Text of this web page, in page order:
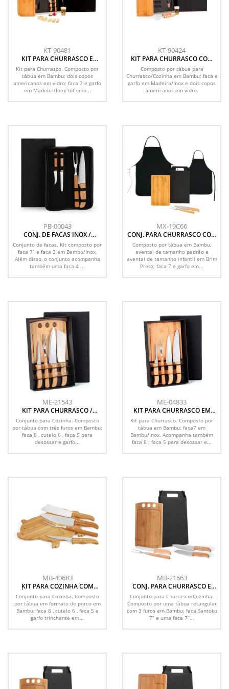
KT-90481
KIT PARA CHURRASCO E
CERVEJA - 5 PÇS
Kit para Churrasco. Composto por
tábua em Bambu; dois copos
americanos em vidro; faca 7 e garfo
em Madeira/Inox \nComo...
KT-90424
KIT PARA CHURRASCO COM
COPOS - 5 PÇS
Composto por tábua para
Churrasco/Cozinha em Bambu; faca e
garfo em Madeira/Inox e dois copos
americanos em vidro.
PB-00043
CONJ. DE FACAS INOX /
MADEIRA / BAMBU COM
ESTOJO - 5 PÇS
Conjunto de facas. Kit composto por
faca 7” e faca 3 em Bambu/Inox.
Além disso, o conjunto acompanha
também uma faca 4 ...
MX-19C66
CONJ. PARA CHURRASCO COM
AVENTAL E AVENTAL MINI - 5
PÇS
Composto por tábua em Bambu;
avental de tamanho padrão e
avental de tamanho infantil em Brim
Preto; faca 7 e garfo em...
ME-21543
KIT PARA CHURRASCO /
COZINHA EM BAMBU /
MADEIRA / INOX - 5 PÇS
Conjunto para Cozinha. Composto
por tábua com três furos em Bambu;
faca 8 , cutelo 6 , faca 5 para
desossar e garfo...
ME-04833
KIT PARA CHURRASCO EM
BAMBU / MADEIRA / INOX - 5
PÇS
Kit para Churrasco. Composto por
tábua em Bambu; faca7 em
Bambu/Inox. Acompanha também
faca 8 ; faca 5 para desossar e...
MB-40683
KIT PARA COZINHA COM
TÁBUA PORCO EM BAMBU /
MADEIRA / INOX - 5 PÇS
Conjunto para Cozinha. Composto
por tábua em formato de porco em
Bambu; faca 8 , cutelo 6 , faca 5 e
garfo trinchante em...
MB-21663
CONJ. PARA CHURRASCO E
COZINHA EM BAMBU /
MADEIRA / INOX - 5 PÇS
Conjunto para Churrasco/Cozinha.
Composto por uma tábua retangular
com 3 furos em Bambu; faca Santoku
7” e uma faca 7”...